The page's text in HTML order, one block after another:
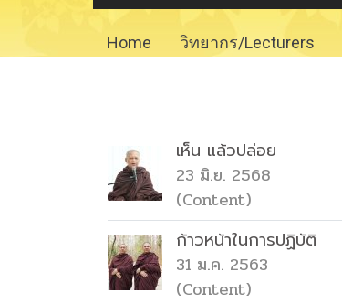
Home วิทยากร/Lecturers
เห็น แล้วปล่อย
23 มิ.ย. 2568
(Content)
ก้าวหน้าในการปฏิบัติ
31 ม.ค. 2563
(Content)